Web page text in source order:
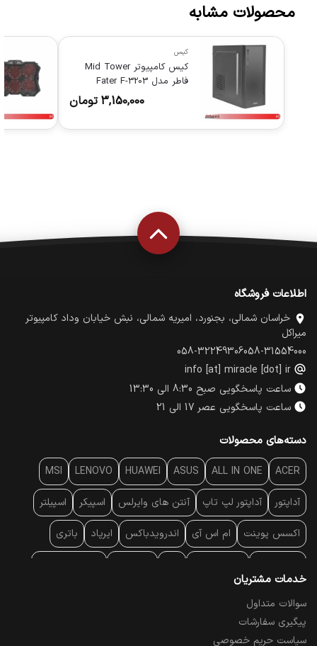
محصولات مشابه
کیس
کیس کامپیوتر Mid Tower
فاطر مدل Fater F-3203
3,150,000 تومان
اطلاعات فروشگاه
خراسان شمالی، بجنورد، امیریه شمالی، نبش خیابان وداد کامپیوتر
میراکل
058-31554000
058-32249306
info [at] miracle [dot] ir
ساعت پاسخگویی صبح 8:30 الی 13:30
ساعت پاسخگویی عصر 17 الی 21
دسته‌های محصولات
ACER
ALL IN ONE
ASUS
HUAWEI
LENOVO
MSI
آداپتور آداپتور لپ تاپ آنتن‌ های وایرلس اسپیکر اسپیلتر
اکسس پوینت ام اس آی اندرویدباکس ایرپاد باتری
پایه سقفی
پرده نمایش
خدمات مشتریان
سوالات متداول
پیگیری سفارشات
سیاست حریم خصوصی